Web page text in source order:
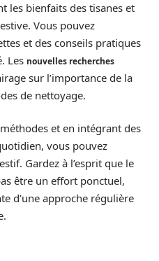
les bienfaits des tisanes et
Vous pouvez
et des conseils pratiques
Les nouvelles recherches
sur l’importance de la
de nettoyage.
et en intégrant des
vous pouvez
Gardez à l’esprit que le
être un effort ponctuel,
d’une approche régulière